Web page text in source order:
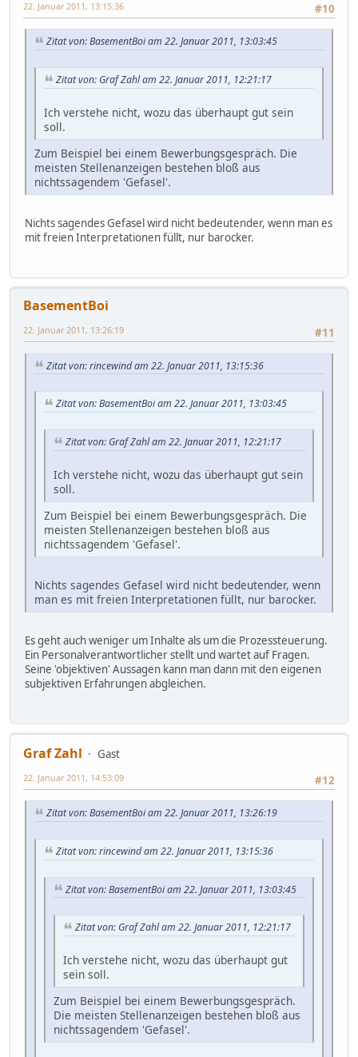
#10
22. Januar 2011, 13:15:36
Zitat von: BasementBoi am 22. Januar 2011, 13:03:45
Zitat von: Graf Zahl am 22. Januar 2011, 12:21:17
Ich verstehe nicht, wozu das überhaupt gut sein
soll.
Zum Beispiel bei einem Bewerbungsgespräch. Die
meisten Stellenanzeigen bestehen bloß aus
nichtssagendem 'Gefasel'.
Nichts sagendes Gefasel wird nicht bedeutender, wenn man es
mit freien Interpretationen füllt, nur barocker.
BasementBoi
#11
22. Januar 2011, 13:26:19
Zitat von: rincewind am 22. Januar 2011, 13:15:36
Zitat von: BasementBoi am 22. Januar 2011, 13:03:45
Zitat von: Graf Zahl am 22. Januar 2011, 12:21:17
Ich verstehe nicht, wozu das überhaupt gut sein
soll.
Zum Beispiel bei einem Bewerbungsgespräch. Die
meisten Stellenanzeigen bestehen bloß aus
nichtssagendem 'Gefasel'.
Nichts sagendes Gefasel wird nicht bedeutender, wenn
man es mit freien Interpretationen füllt, nur barocker.
Es geht auch weniger um Inhalte als um die Prozessteuerung.
Ein Personalverantwortlicher stellt und wartet auf Fragen.
Seine 'objektiven' Aussagen kann man dann mit den eigenen
subjektiven Erfahrungen abgleichen.
Graf Zahl
Gast
#12
22. Januar 2011, 14:53:09
Zitat von: BasementBoi am 22. Januar 2011, 13:26:19
Zitat von: rincewind am 22. Januar 2011, 13:15:36
Zitat von: BasementBoi am 22. Januar 2011, 13:03:45
Zitat von: Graf Zahl am 22. Januar 2011, 12:21:17
Ich verstehe nicht, wozu das überhaupt gut
sein soll.
Zum Beispiel bei einem Bewerbungsgespräch.
Die meisten Stellenanzeigen bestehen bloß aus
nichtssagendem 'Gefasel'.